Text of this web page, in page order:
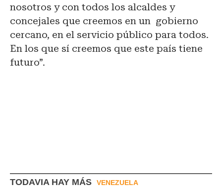
nosotros y con todos los alcaldes y
concejales que creemos en un gobierno
cercano, en el servicio público para todos.
En los que sí creemos que este país tiene
futuro”.
TODAVIA HAY MÁS VENEZUELA